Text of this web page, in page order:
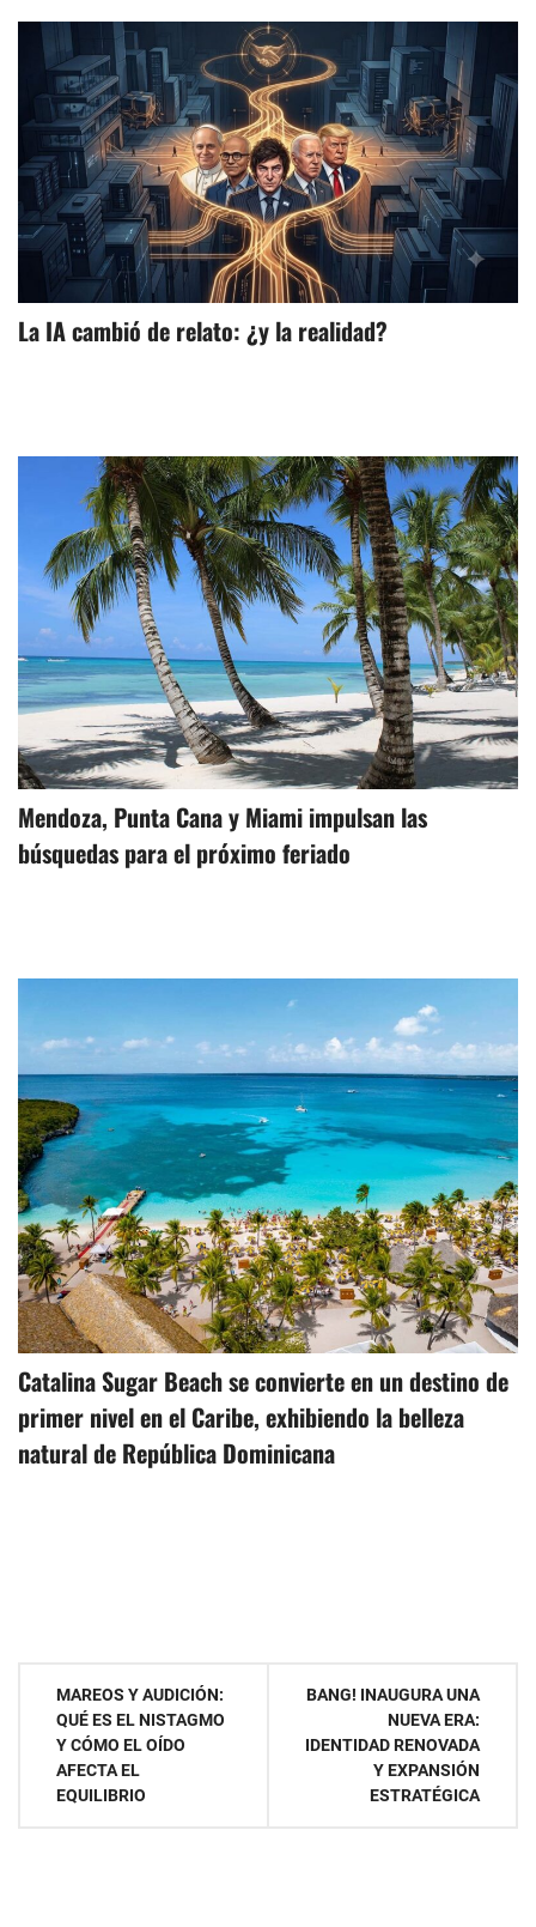
La IA cambió de relato: ¿y la realidad?
Mendoza, Punta Cana y Miami impulsan las
búsquedas para el próximo feriado
Catalina Sugar Beach se convierte en un destino de
primer nivel en el Caribe, exhibiendo la belleza
natural de República Dominicana
Navegación
entradas
MAREOS Y AUDICIÓN:
QUÉ ES EL NISTAGMO
Y CÓMO EL OÍDO
AFECTA EL
EQUILIBRIO
BANG! INAUGURA UNA
NUEVA ERA:
IDENTIDAD RENOVADA
Y EXPANSIÓN
ESTRATÉGICA